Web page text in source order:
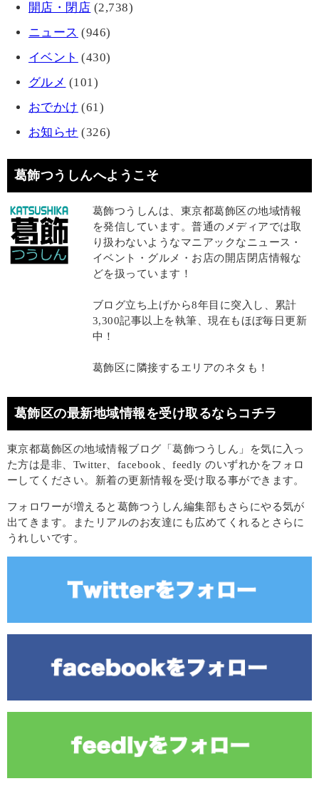
開店・閉店 (2,738)
ニュース (946)
イベント (430)
グルメ (101)
おでかけ (61)
お知らせ (326)
葛飾つうしんへようこそ
葛飾つうしんは、東京都葛飾区の地域情報
を発信しています。普通のメディアでは取
り扱わないようなマニアックなニュース・
イベント・グルメ・お店の開店閉店情報な
どを扱っています！
ブログ立ち上げから8年目に突入し、累計
3,300記事以上を執筆、現在もほぼ毎日更新
中！
葛飾区に隣接するエリアのネタも！
葛飾区の最新地域情報を受け取るならコチラ
東京都葛飾区の地域情報ブログ「葛飾つうしん」を気に入っ
た方は是非、Twitter、facebook、feedly のいずれかをフォロ
ーしてください。新着の更新情報を受け取る事ができます。
フォロワーが増えると葛飾つうしん編集部もさらにやる気が
出てきます。またリアルのお友達にも広めてくれるとさらに
うれしいです。